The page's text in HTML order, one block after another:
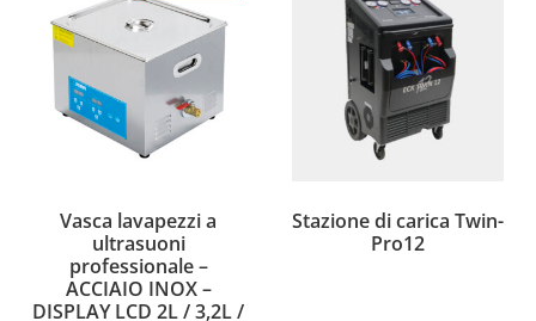
Vasca lavapezzi a
ultrasuoni
professionale –
ACCIAIO INOX –
DISPLAY LCD 2L / 3,2L /
Stazione di carica Twin-
Pro12